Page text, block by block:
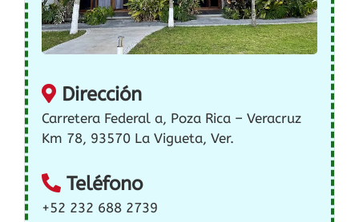
Dirección
Carretera Federal a, Poza Rica – Veracruz
Km 78, 93570 La Vigueta, Ver.
Teléfono
+52 232 688 2739